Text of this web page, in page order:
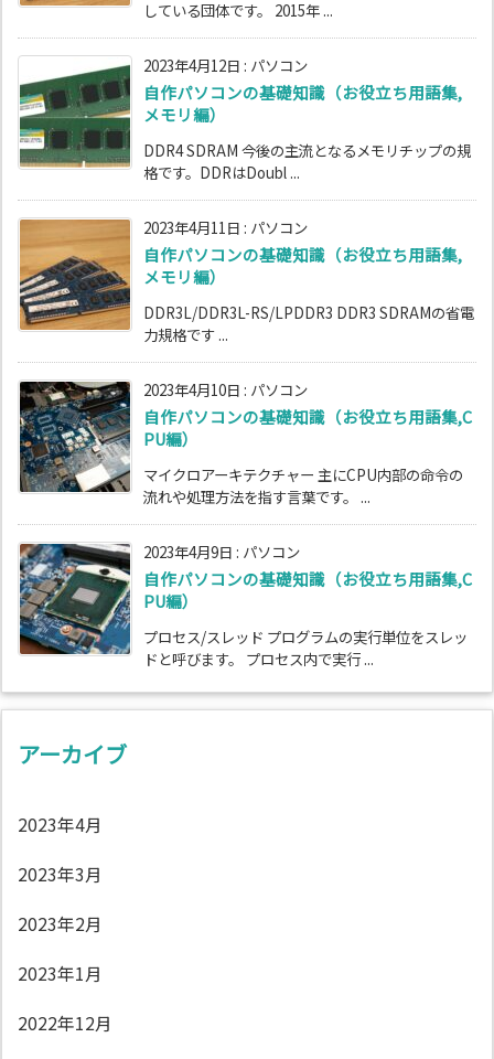
している団体です。 2015年 ...
2023年4月12日 : パソコン
自作パソコンの基礎知識（お役立ち用語集,
メモリ編）
DDR4 SDRAM 今後の主流となるメモリチップの規
格です。DDRはDoubl ...
2023年4月11日 : パソコン
自作パソコンの基礎知識（お役立ち用語集,
メモリ編）
DDR3L/DDR3L-RS/LPDDR3 DDR3 SDRAMの省電
力規格です ...
2023年4月10日 : パソコン
自作パソコンの基礎知識（お役立ち用語集,C
PU編）
マイクロアーキテクチャー 主にCPU内部の命令の
流れや処理方法を指す言葉です。 ...
2023年4月9日 : パソコン
自作パソコンの基礎知識（お役立ち用語集,C
PU編）
プロセス/スレッド プログラムの実行単位をスレッ
ドと呼びます。 プロセス内で実行 ...
アーカイブ
2023年4月
2023年3月
2023年2月
2023年1月
2022年12月